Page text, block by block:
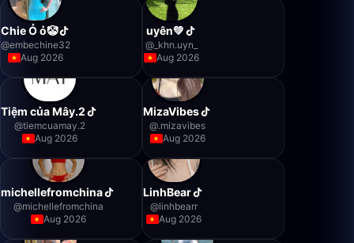
Chie Ỏ ỏ🤡
@embechine32
Aug 2026
uyên💚
@ _khn.uyn_
Aug 2026
Tiệm của Mây.2
@tiemcuamay.2
Aug 2026
MizaVibes
@.mizavibes
Aug 2026
michellefromchina
@michellefromchina
Aug 2026
LinhBear
@linhbearr
Aug 2026